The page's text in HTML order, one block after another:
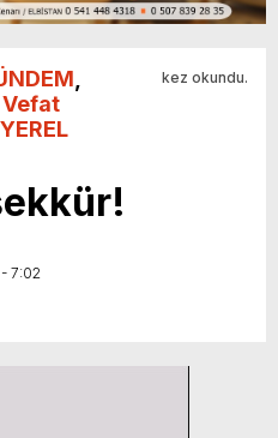
Vefat
YEREL
kez okundu.
- 7:02